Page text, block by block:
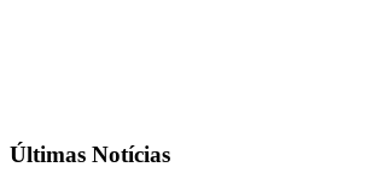
Últimas Notícias